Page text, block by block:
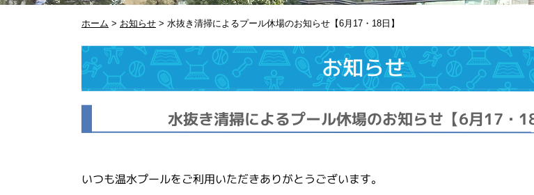
ホーム > お知らせ > 水抜き清掃によるプール休場のお知らせ【6月17・18日】
お知らせ
水抜き清掃によるプール休場のお知らせ【6月17・18
いつも温水プールをご利用いただきありがとうございます。